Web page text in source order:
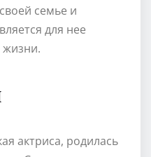
семье и
для нее
актриса, родилась